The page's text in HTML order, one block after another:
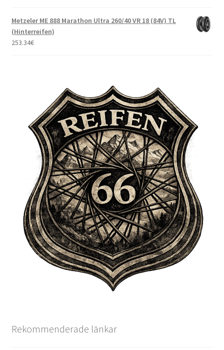
Metzeler ME 888 Marathon Ultra 260/40 VR 18 (84V) TL
(Hinterreifen)
253.34€
Rekommenderade länkar